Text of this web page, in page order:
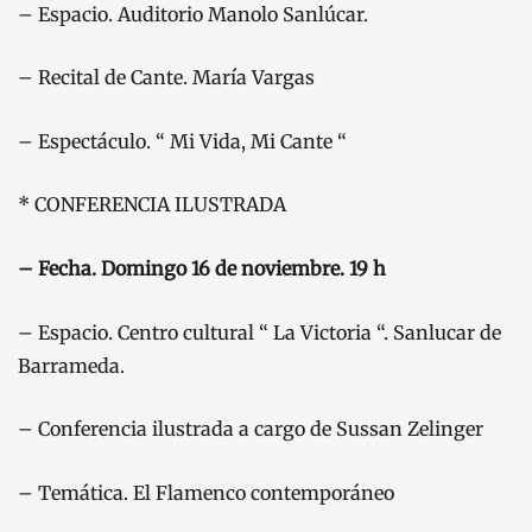
– Espacio. Auditorio Manolo Sanlúcar.
– Recital de Cante. María Vargas
– Espectáculo. “ Mi Vida, Mi Cante “
* CONFERENCIA ILUSTRADA
– Fecha. Domingo 16 de noviembre. 19 h
– Espacio. Centro cultural “ La Victoria “. Sanlucar de
Barrameda.
– Conferencia ilustrada a cargo de Sussan Zelinger
– Temática. El Flamenco contemporáneo